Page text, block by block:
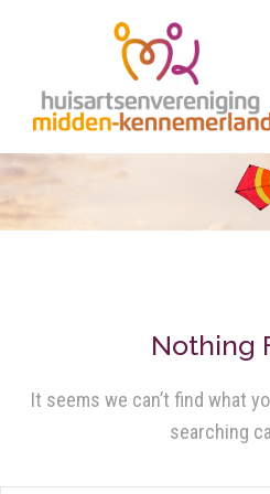
Nothing
It seems we can’t find what
searching